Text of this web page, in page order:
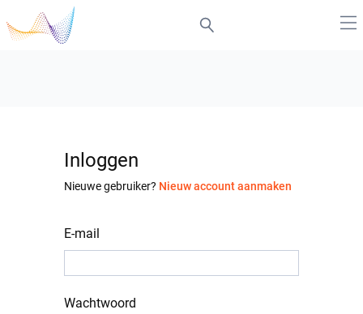
Inloggen
Nieuwe gebruiker? Nieuw account aanmaken
E-mail
Wachtwoord